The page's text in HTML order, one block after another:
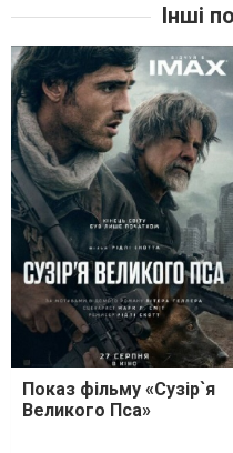
Інші
Показ фільму «Сузір`я
Великого Пса»